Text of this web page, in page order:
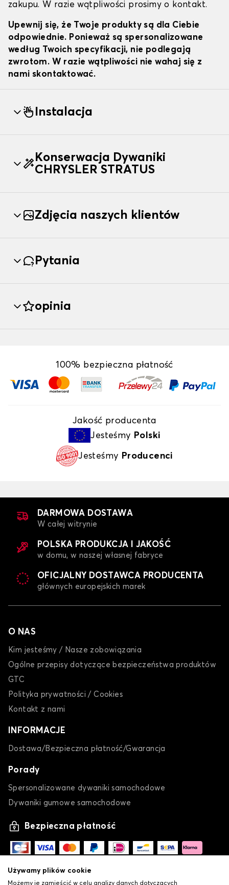
zakupu. W razie wątpliwości prosimy o kontakt.
Upewnij się, że Twoje produkty są dla Ciebie
odpowiednie. Ponieważ są spersonalizowane
według Twoich specyfikacji, nie podlegają
zwrotom. W razie wątpliwości nie wahaj się z
nami skontaktować.
Instalacja
Konserwacja Dywaniki
CHRYSLER STRATUS
Zdjęcia naszych klientów
Pytania
opinia
100% bezpieczna płatność
Jakość producenta
Jesteśmy Polski
Jesteśmy Producenci
DARMOWA DOSTAWA
W całej witrynie
POLSKA PRODUKCJA I JAKOŚĆ
w domu, w naszej własnej fabryce
OFICJALNY DOSTAWCA PRODUCENTA
głównych europejskich marek
O NAS
Kim jesteśmy / Nasze zobowiązania
Ogólne przepisy dotyczące bezpieczeństwa produktów
GTC
Polityka prywatności / Cookies
Kontakt z nami
INFORMACJE
Dostawa/Bezpieczna płatność/Gwarancja
Porady
Spersonalizowane dywaniki samochodowe
Dywaniki gumowe samochodowe
Bezpieczna płatność
Używamy plików cookie
Możemy je zamieścić w celu analizy danych dotyczących